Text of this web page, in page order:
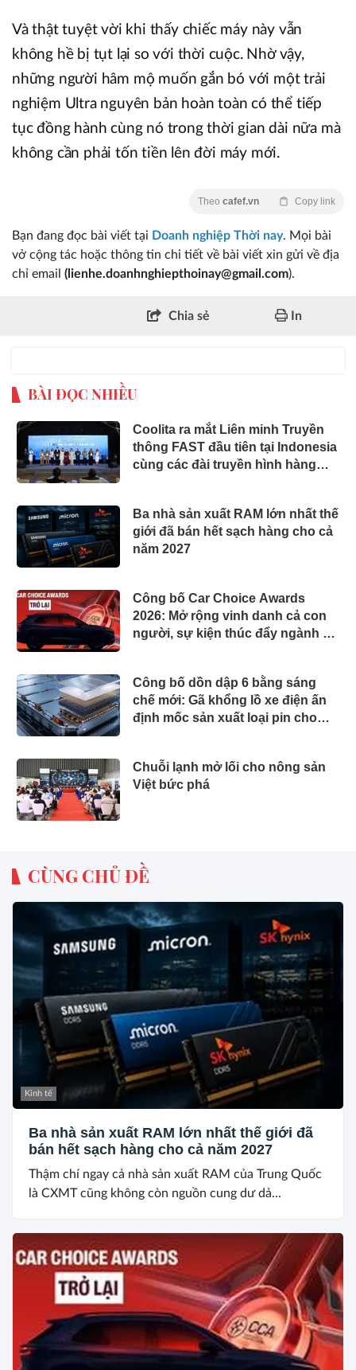
Và thật tuyệt vời khi thấy chiếc máy này vẫn
không hề bị tụt lại so với thời cuộc. Nhờ vậy,
những người hâm mộ muốn gắn bó với một trải
nghiệm Ultra nguyên bản hoàn toàn có thể tiếp
tục đồng hành cùng nó trong thời gian dài nữa mà
không cần phải tốn tiền lên đời máy mới.
Theo cafef.vn Copy link
Bạn đang đọc bài viết tại Doanh nghiệp Thời nay. Mọi bài
vở cộng tác hoặc thông tin chi tiết về bài viết xin gửi về địa
chỉ email (lienhe.doanhnghiepthoinay@gmail.com).
Chia sẻ In
BÀI ĐỌC NHIỀU
Coolita ra mắt Liên minh Truyền
thông FAST đầu tiên tại Indonesia
cùng các đài truyền hình hàng
Ba nhà sản xuất RAM lớn nhất thế
giới đã bán hết sạch hàng cho cả
năm 2027
Công bố Car Choice Awards
2026: Mở rộng vinh danh cả con
người, sự kiện thúc đẩy ngành xe
Công bố dồn dập 6 bằng sáng
chế mới: Gã khổng lồ xe điện ấn
định mốc sản xuất loại pin cho
Chuỗi lạnh mở lối cho nông sản
Việt bức phá
CÙNG CHỦ ĐỀ
Kinh tế
Ba nhà sản xuất RAM lớn nhất thế giới đã
bán hết sạch hàng cho cả năm 2027
Thậm chí ngay cả nhà sản xuất RAM của Trung Quốc
là CXMT cũng không còn nguồn cung dư dả...